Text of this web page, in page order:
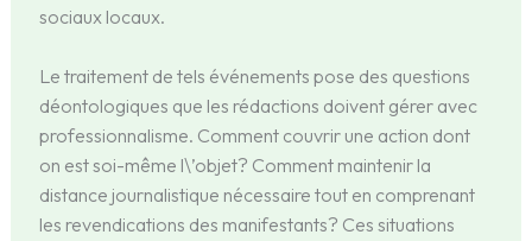
sociaux locaux.
Le traitement de tels événements pose des questions
déontologiques que les rédactions doivent gérer avec
professionnalisme. Comment couvrir une action dont
on est soi-même l\’objet? Comment maintenir la
distance journalistique nécessaire tout en comprenant
les revendications des manifestants? Ces situations